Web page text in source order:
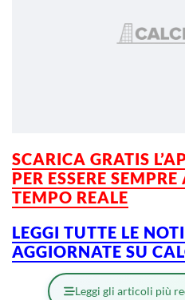
SCARICA GRATIS
PER ESSERE SEMPRE
TEMPO REALE
LEGGI TUTTE LE
AGGIORNATE SU
Leggi gli articoli più